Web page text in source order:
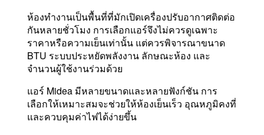
ห้องทำงานเป็นพื้นที่ที่มักเปิดเครื่องปรับอากาศติดต่อ
กันหลายชั่วโมง การเลือกแอร์จึงไม่ควรดูเฉพาะ
ราคาหรือความเย็นเท่านั้น แต่ควรพิจารณาขนาด
BTU ระบบประหยัดพลังงาน ลักษณะห้อง และ
จำนวนผู้ใช้งานร่วมด้วย
แอร์ Midea มีหลายขนาดและหลายฟังก์ชัน การ
เลือกให้เหมาะสมจะช่วยให้ห้องเย็นเร็ว อุณหภูมิคงที่
และควบคุมค่าไฟได้ง่ายขึ้น